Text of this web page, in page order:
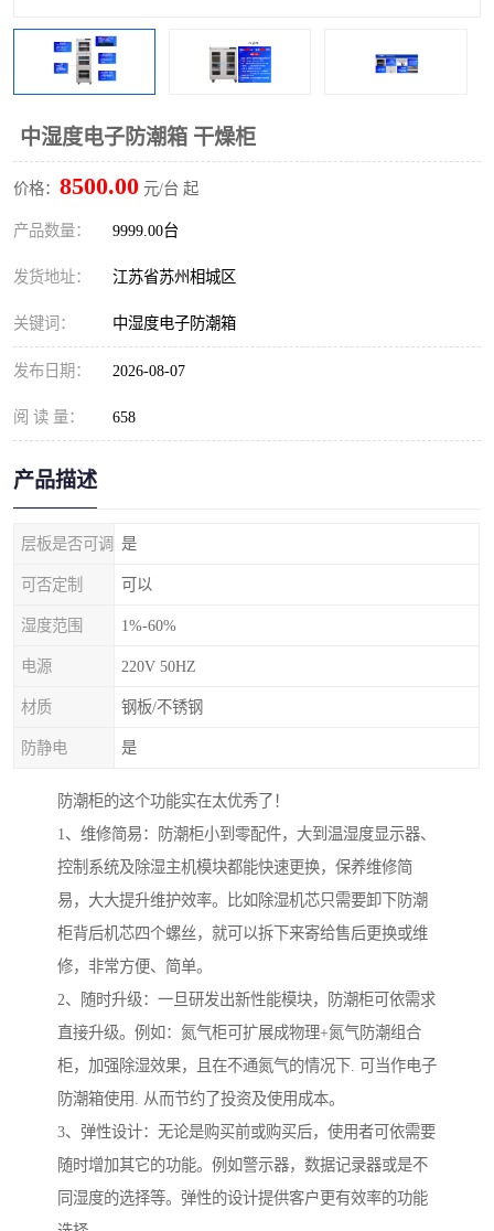
中湿度电子防潮箱 干燥柜
价格： 8500.00 元/台 起
产品数量： 9999.00台
发货地址： 江苏省苏州相城区
关键词： 中湿度电子防潮箱
发布日期： 2026-08-07
阅 读 量： 658
产品描述
层板是否可调 是
可否定制 可以
湿度范围 1%-60%
电源 220V 50HZ
材质 钢板/不锈钢
防静电 是
防潮柜的这个功能实在太优秀了！
1、维修简易：防潮柜小到零配件，大到温湿度显示器、
控制系统及除湿主机模块都能快速更换，保养维修简
易，大大提升维护效率。比如除湿机芯只需要卸下防潮
柜背后机芯四个螺丝，就可以拆下来寄给售后更换或维
修，非常方便、简单。
2、随时升级：一旦研发出新性能模块，防潮柜可依需求
直接升级。例如：氮气柜可扩展成物理+氮气防潮组合
柜，加强除湿效果，且在不通氮气的情况下. 可当作电子
防潮箱使用. 从而节约了投资及使用成本。
3、弹性设计：无论是购买前或购买后，使用者可依需要
随时增加其它的功能。例如警示器，数据记录器或是不
同湿度的选择等。弹性的设计提供客户更有效率的功能